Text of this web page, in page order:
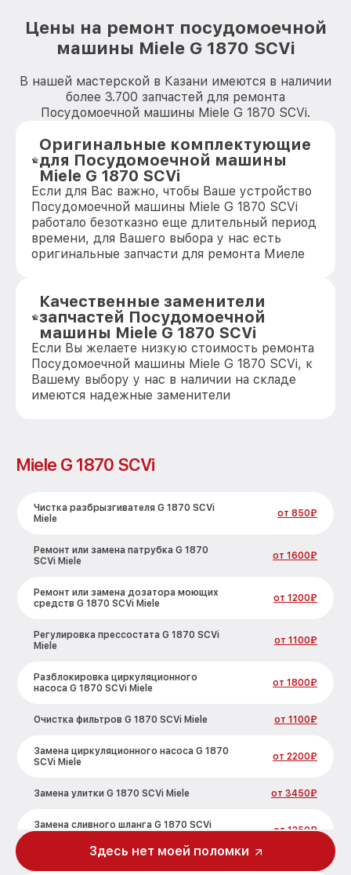
Цены на ремонт посудомоечной
машины Miele G 1870 SCVi
В нашей мастерской в Казани имеются в наличии
более 3.700 запчастей для ремонта
Посудомоечной машины Miele G 1870 SCVi.
Оригинальные комплектующие
для Посудомоечной машины
Miele G 1870 SCVi
Если для Вас важно, чтобы Ваше устройство
Посудомоечной машины Miele G 1870 SCVi
работало безотказно еще длительный период
времени, для Вашего выбора у нас есть
оригинальные запчасти для ремонта Миеле
Качественные заменители
запчастей Посудомоечной
машины Miele G 1870 SCVi
Если Вы желаете низкую стоимость ремонта
Посудомоечной машины Miele G 1870 SCVi, к
Вашему выбору у нас в наличии на складе
имеются надежные заменители
Miele G 1870 SCVi
Чистка разбрызгивателя G 1870 SCVi
Miele
от 850₽
Ремонт или замена патрубка G 1870
SCVi Miele
от 1600₽
Ремонт или замена дозатора моющих
средств G 1870 SCVi Miele
от 1200₽
Регулировка прессостата G 1870 SCVi
Miele
от 1100₽
Разблокировка циркуляционного
насоса G 1870 SCVi Miele
от 1800₽
Очистка фильтров G 1870 SCVi Miele от 1100₽
Замена циркуляционного насоса G 1870
SCVi Miele
от 2200₽
Замена улитки G 1870 SCVi Miele от 3450₽
Замена сливного шланга G 1870 SCVi
от 1250₽
от 1590₽
Здесь нет моей поломки